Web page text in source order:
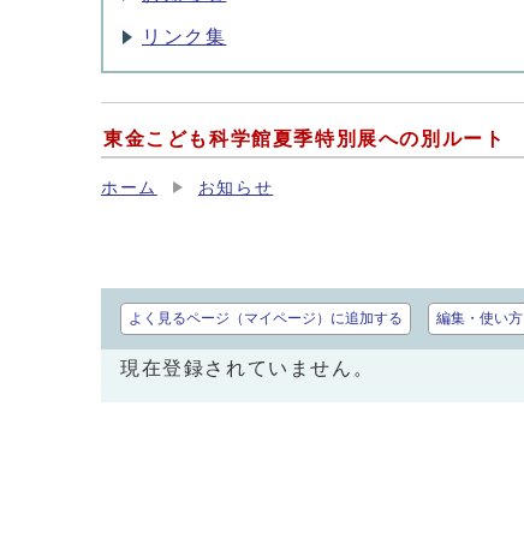
リンク集
東金こども科学館夏季特別展への別ルート
ホーム お知らせ
よく見るページ（マイページ）に追加する 編集・使い方
現在登録されていません。